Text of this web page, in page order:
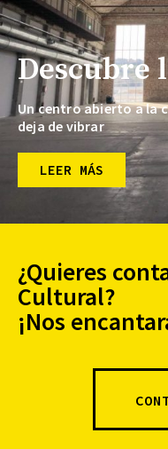
Descubre
Un centro abierto a la
deja de vibrar
LEER MÁS
¿Quieres
Cultural?
¡Nos